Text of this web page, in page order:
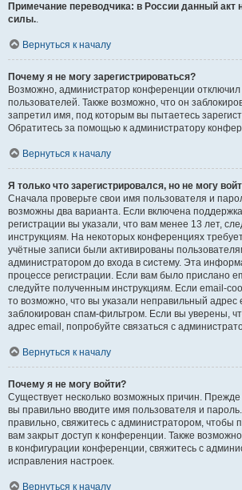
Примечание переводчика: в России данный акт
силы..
Вернуться к началу
Почему я не могу зарегистрироваться?
Возможно, администратор конференции
пользователей. Также возможно, что он
запретил имя, под которым вы пытаетесь
Обратитесь за помощью к администратору
Вернуться к началу
Я только что зарегистрировался, но не могу
Сначала проверьте свои имя пользователя и
возможны два варианта. Если включена
регистрации вы указали, что вам менее 13 лет,
инструкциям. На некоторых конференциях
учётные записи были активированы
администратором до входа в систему. Эта
процессе регистрации. Если вам было прислано
следуйте полученным инструкциям. Если email-
то возможно, что вы указали неправильный адрес
заблокирован спам-фильтром. Если вы уверены,
адрес email, попробуйте связаться с
Вернуться к началу
Почему я не могу войти?
Существует несколько возможных причин. Прежде
вы правильно вводите имя пользователя и
правильно, свяжитесь с администратором, чтобы
вам закрыт доступ к конференции. Также
в конфигурации конференции, свяжитесь с
исправления настроек.
Вернуться к началу